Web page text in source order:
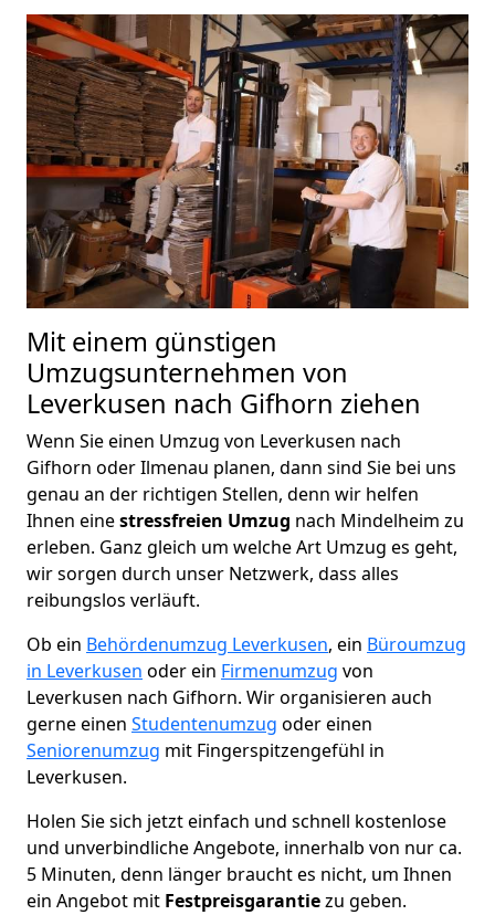
Mit einem günstigen
Umzugsunternehmen von
Leverkusen nach Gifhorn ziehen
Wenn Sie einen Umzug von Leverkusen nach
Gifhorn oder Ilmenau planen, dann sind Sie bei uns
genau an der richtigen Stellen, denn wir helfen
Ihnen einestressfreien Umzug nach Mindelheim zu
erleben. Ganz gleich um welche Art Umzug es geht,
wir sorgen durch unser Netzwerk, dass alles
reibungslos verläuft.
Ob ein Behördenumzug Leverkusen, ein Büroumzug
in Leverkusen oder ein Firmenumzug von
Leverkusen nach Gifhorn. Wir organisieren auch
gerne einen Studentenumzug oder einen
Seniorenumzug mit Fingerspitzengefühl in
Leverkusen.
Holen Sie sich jetzt einfach und schnell kostenlose
und unverbindliche Angebote, innerhalb von nur ca.
5 Minuten, denn länger braucht es nicht, um Ihnen
ein Angebot mit Festpreisgarantiezu geben.